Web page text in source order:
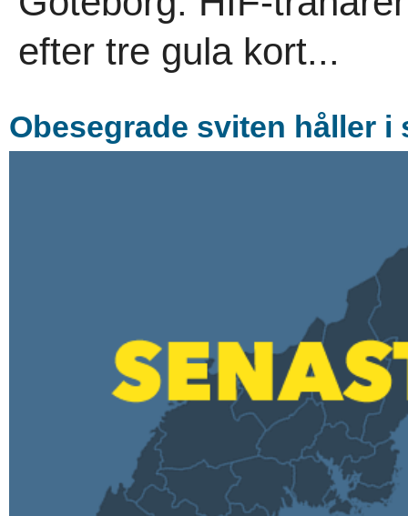
efter tre gula kort...
Obesegrade sviten håller i